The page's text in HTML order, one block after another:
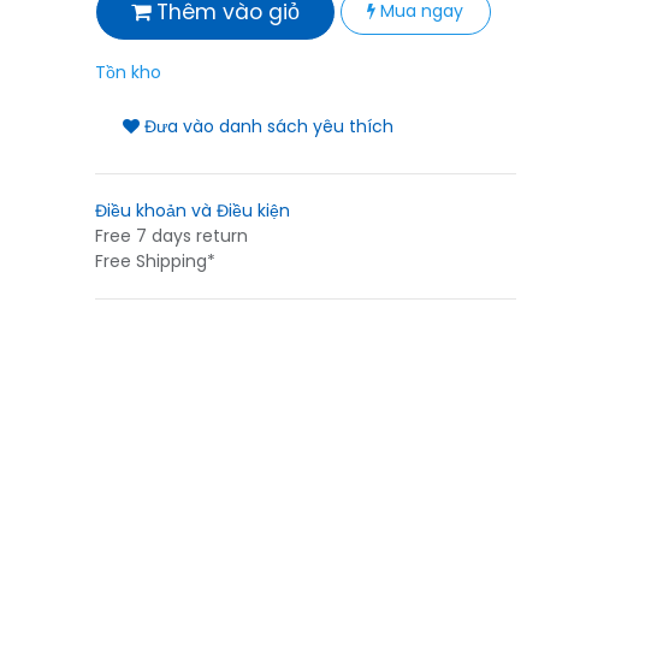
Thêm vào giỏ Mua ngay
Tồn kho
Đưa vào danh sách yêu thích
Điều khoản và Điều kiện
Free 7 days return
Free Shipping*